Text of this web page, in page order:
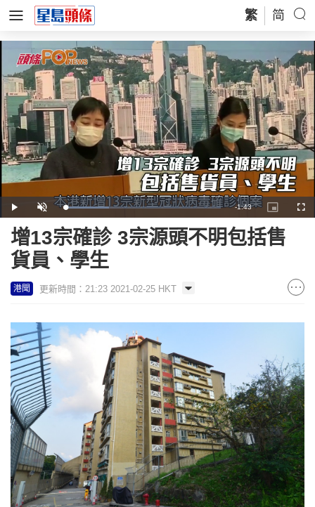
繁 简
Play Unmute Loaded:
29.05%
Remaining
Time
-1:43
Picture-
in-
增13宗確診 3宗源頭不明包括售
貨員、學生
港聞 更新時間：21:23 2021-02-25 HKT